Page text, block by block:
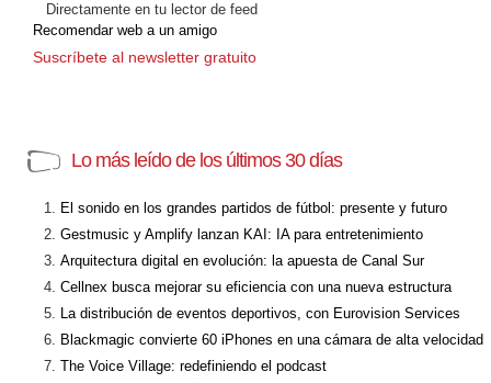
Directamente en tu lector de feed
Recomendar web a un amigo
Suscríbete al newsletter gratuito
Lo más leído de los últimos 30 días
El sonido en los grandes partidos de fútbol: presente y futuro
Gestmusic y Amplify lanzan KAI: IA para entretenimiento
Arquitectura digital en evolución: la apuesta de Canal Sur
Cellnex busca mejorar su eficiencia con una nueva estructura
La distribución de eventos deportivos, con Eurovision Services
Blackmagic convierte 60 iPhones en una cámara de alta velocidad
The Voice Village: redefiniendo el podcast